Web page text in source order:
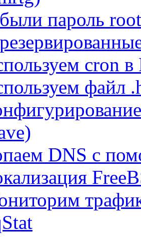
пароль
cron в
файл
DNS с